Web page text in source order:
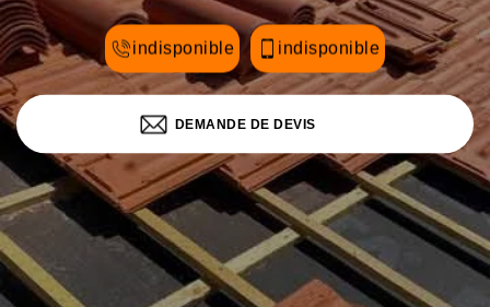
indisponible indisponible
DEMANDE DE DEVIS